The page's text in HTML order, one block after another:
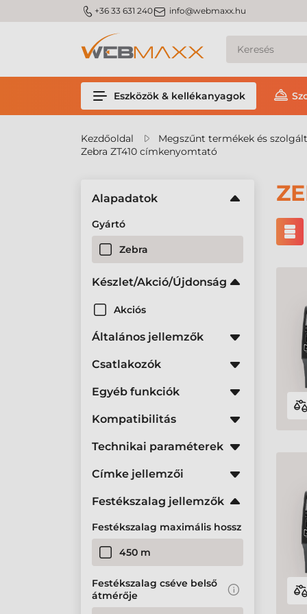
m_phone +36 33 631 240m_email info@webmaxx.hu
Eszközök & kellékanyagok
Kezdőoldal
Megszűnt termékek és
Zebra ZT410 címkenyomtató
Alapadatok
Gyártó
Zebra
Készlet/Akció/Újdonság
Akciós
Általános jellemzők
Csatlakozók
Egyéb funkciók
Kompatibilitás
Technikai paraméterek
Címke jellemzői
Festékszalag jellemzők
Festékszalag maximális hossz
450 m
Festékszalag cséve belső
átmérője